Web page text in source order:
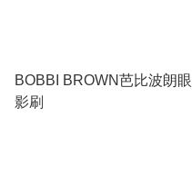
BOBBI BROWN芭比波朗眼
影刷